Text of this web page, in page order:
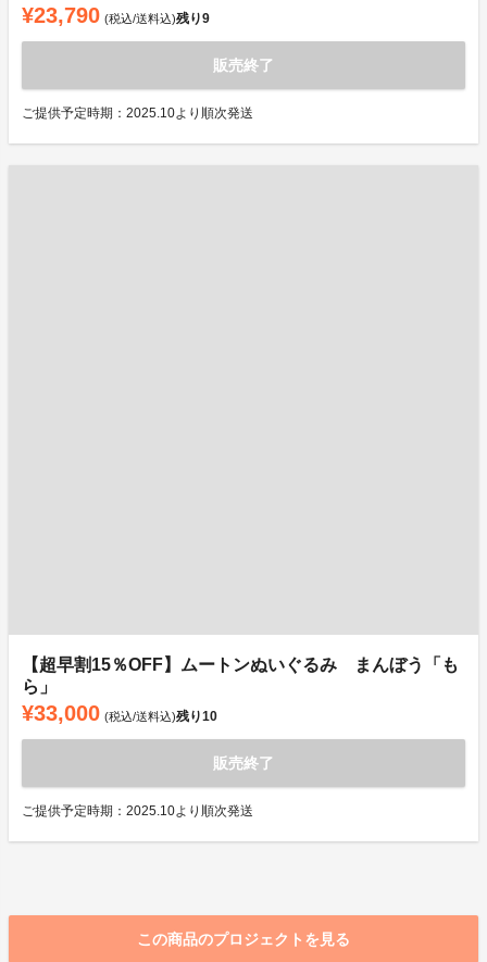
¥23,790 (税込/送料込)残り9
販売終了
ご提供予定時期：2025.10より順次発送
【超早割15％OFF】ムートンぬいぐるみ まんぼう「も
ら」
¥33,000 (税込/送料込)残り10
販売終了
ご提供予定時期：2025.10より順次発送
この商品のプロジェクトを見る